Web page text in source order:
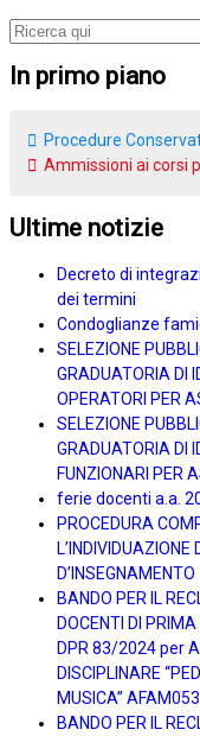
In primo piano
Procedure
Ammissioni ai corsi
Ultime notizie
Decreto di
dei termini
Condoglianze
SELEZIONE
GRADUATORIA DI
OPERATORI PER
SELEZIONE
GRADUATORIA DI
FUNZIONARI PER
ferie docenti a.a.
PROCEDURA
L’INDIVIDUAZIONE
D’INSEGNAMENTO
BANDO PER IL
DOCENTI DI
DPR 83/2024 per
DISCIPLINARE
MUSICA” AFAM053
BANDO PER IL